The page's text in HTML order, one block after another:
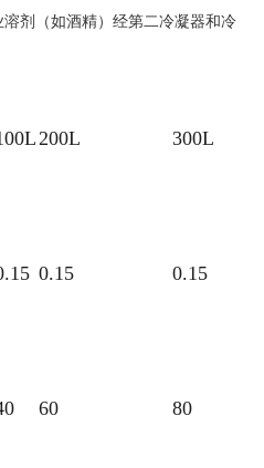
剂（如酒精）经第二冷凝器和冷
200L 300L
0.15 0.15
60 80